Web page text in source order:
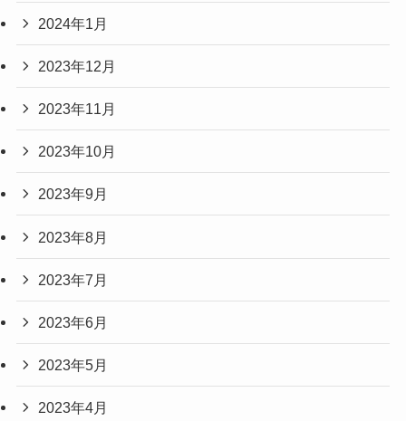
2024年1月
2023年12月
2023年11月
2023年10月
2023年9月
2023年8月
2023年7月
2023年6月
2023年5月
2023年4月